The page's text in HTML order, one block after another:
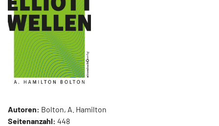
Autoren: Bolton, A. Hamilton
Seitenanzahl: 448